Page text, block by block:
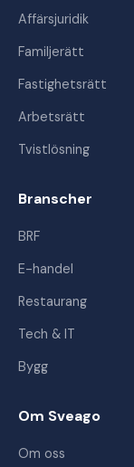
Affärsjuridik
Familjerätt
Fastighetsrätt
Arbetsrätt
Tvistlösning
Branscher
BRF
E-handel
Restaurang
Tech & IT
Bygg
Om Sveago
Om oss